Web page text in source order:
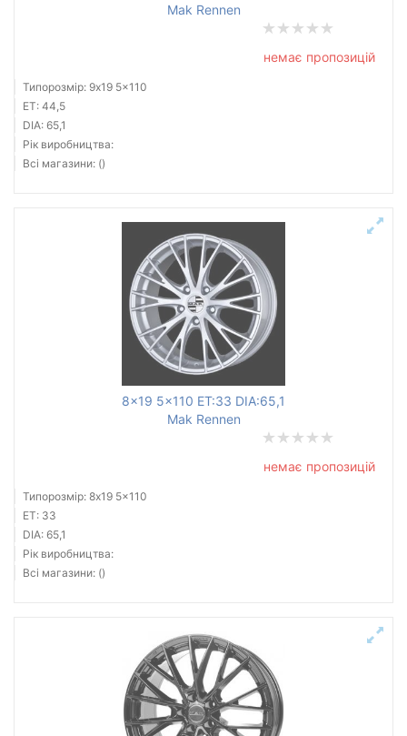
Mak Rennen
немає пропозицій
Типорозмір: 9x19 5x110
ET: 44,5
DIA: 65,1
Рік виробництва:
Всі магазини: ()
8x19 5x110 ET:33 DIA:65,1
Mak Rennen
немає пропозицій
Типорозмір: 8x19 5x110
ET: 33
DIA: 65,1
Рік виробництва:
Всі магазини: ()